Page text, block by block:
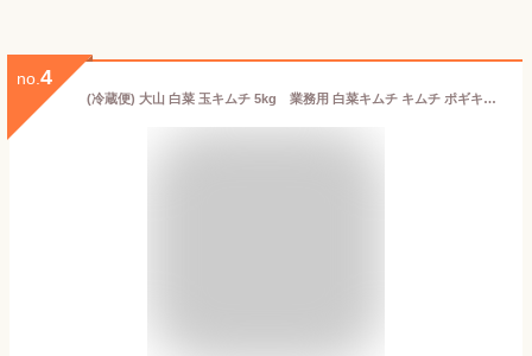
no. 4
(冷蔵便) 大山 白菜 玉キムチ 5kg 業務用 白菜キムチ キムチ ポギキムチ 食品 キムチ・漬け物・梅干し 韓国グルメ キムチチゲ キムチ鍋 徳用 家庭 本場 本格 【